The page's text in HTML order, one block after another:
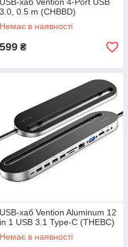
3.0, 0.5 m (CHBBD)
Немає в наявності
599 ₴
USB-хаб Vention Aluminum 12
in 1 USB 3.1 Type-C (THEBC)
Немає в наявності